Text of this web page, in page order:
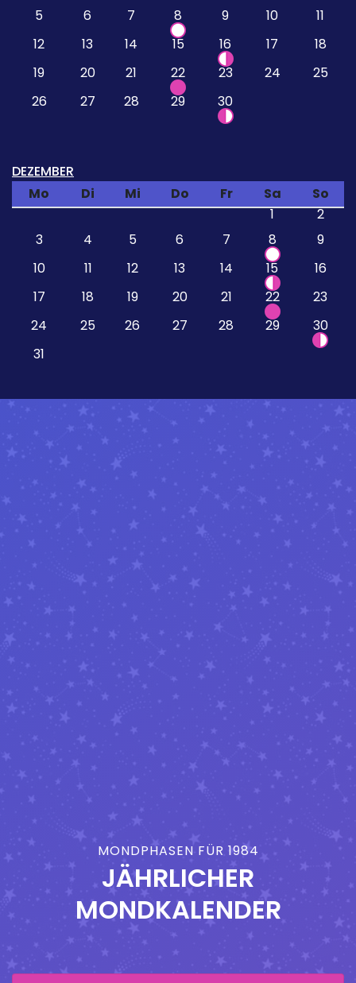
5
6 7 8 9 10
11
12
13 14 15 16 17
18
19
20 21 22 23 24
25
26
27 28 29 30
DEZEMBER
Mo
Di Mi Do Fr Sa
So
1
2
3
4 5 6 7 8
9
10
11 12 13 14 15
16
17
18 19 20 21 22
23
24
25 26 27 28 29
30
31
MONDPHASEN FÜR 1984
JÄHRLICHER
MONDKALENDER